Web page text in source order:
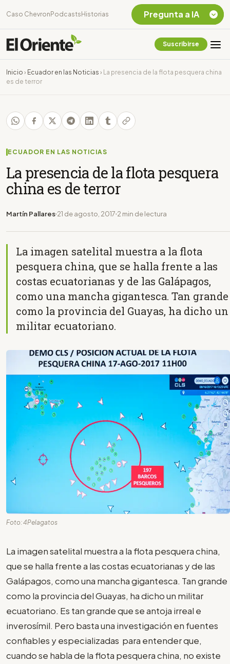
Caso Chevron Podcasts Historias
Suscribirse
Inicio › Ecuador en las Noticias ›
La presencia de la flota pesquera china
es de terror
ECUADOR EN LAS NOTICIAS
La presencia de la flota pesquera
china es de terror
Martín Pallares 21 de agosto, 2017 2 min de lectura
La imagen satelital muestra a la flota
pesquera china, que se halla frente a las
costas ecuatorianas y de las Galápagos,
como una mancha gigantesca. Tan grande
como la provincia del Guayas, ha dicho un
militar ecuatoriano.
Foto: 4Pelagatos
La imagen satelital muestra a la flota pesquera china,
que se halla frente a las costas ecuatorianas y de las
Galápagos, como una mancha gigantesca. Tan grande
como la provincia del Guayas, ha dicho un militar
ecuatoriano. Es tan grande que se antoja irreal e
inverosímil. Pero basta una investigación en fuentes
confiables y especializadas para entender que,
cuando se habla de la flota pesquera china, no existe
Pregunta a IA
Chevron Ecuador